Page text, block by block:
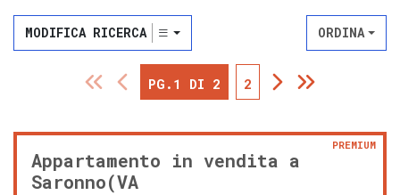
MODIFICA RICERCA ORDINA
PG.1 DI 2 2
Appartamento in vendita a
Saronno(VA
PREMIUM